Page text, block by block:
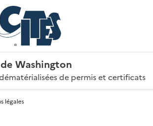
Washington
de permis et certificats
légales